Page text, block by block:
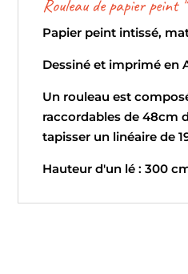
Rouleau de papier peint
Papier peint intissé,
Dessiné et imprimé en
Un rouleau est
raccordables de 48cm
tapisser un linéaire de
Hauteur d'un lé : 300